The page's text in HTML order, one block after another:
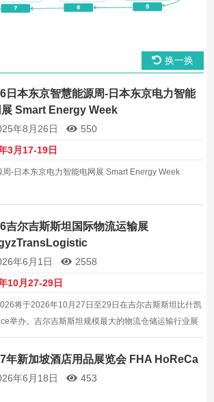
换一换
日本东京智慧能源周-日本东京电力智能
展 Smart Energy Week
年8月26日
550
3月17-19日
-日本东京电力智能电网展 Smart Energy Week
吉尔吉斯斯坦国际物流运输展
年6月1日
2558
10月27-29日
将于2026年10月27日至29日在吉尔吉斯斯坦比什凯
举办。吉尔吉斯斯坦规模最大的物流仓储运输行业展
袖。
年新加坡酒店用品展览会 FHA HoReCa
年6月18日 453